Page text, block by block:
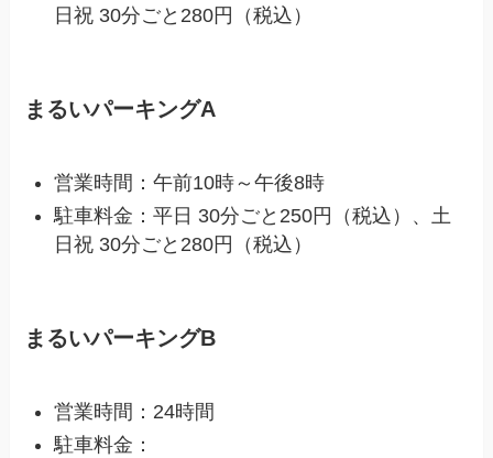
日祝 30分ごと280円（税込）
まるいパーキングA
営業時間：午前10時～午後8時
駐車料金：平日 30分ごと250円（税込）、土
日祝 30分ごと280円（税込）
まるいパーキングB
営業時間：24時間
駐車料金：